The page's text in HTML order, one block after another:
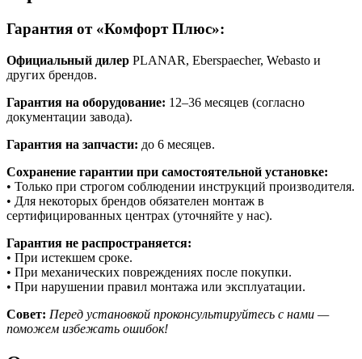
Гарантия от «Комфорт Плюс»:
Официальный дилер PLANAR, Eberspaecher, Webasto и
других брендов.
Гарантия на оборудование: 12–36 месяцев (согласно
документации завода).
Гарантия на запчасти: до 6 месяцев.
Сохранение гарантии при самостоятельной установке:
• Только при строгом соблюдении инструкций производителя.
• Для некоторых брендов обязателен монтаж в
сертифицированных центрах (уточняйте у нас).
Гарантия не распространяется:
• При истекшем сроке.
• При механических повреждениях после покупки.
• При нарушении правил монтажа или эксплуатации.
Совет: Перед установкой проконсультируйтесь с нами —
поможем избежать ошибок!